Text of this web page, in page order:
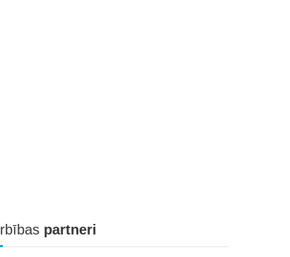
partneri